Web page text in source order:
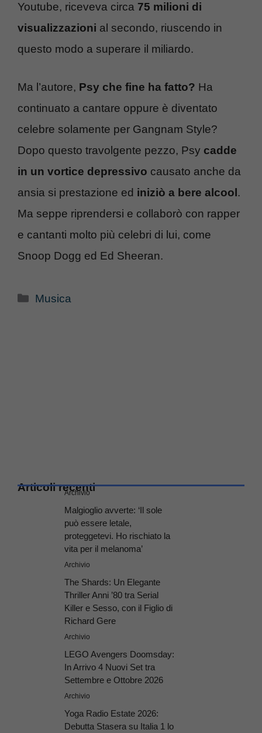
Youtube, riceveva circa 75 milioni di
visualizzazioni al secondo, riuscendo in
questo modo a superare il miliardo.
Ma l’autore, Psy che fine ha fatto? Ha
continuato a cantare oppure è diventato
celebre solamente per Gangnam Style?
Dopo questo travolgente pezzo, Psy cadde
in un vortice depressivo causato anche da
ansia si prestazione ed iniziò a bere alcool.
Ma seppe riprendersi e collaborò con rapper
e cantanti molto più celebri di lui, come
Snoop Dogg ed Ed Sheeran.
Categorie
Musica
Articoli recenti
Archivio
Malgioglio avverte: ‘Il sole
può essere letale,
proteggetevi. Ho rischiato la
vita per il melanoma’
Archivio
The Shards: Un Elegante
Thriller Anni ’80 tra Serial
Killer e Sesso, con il Figlio di
Richard Gere
Archivio
LEGO Avengers Doomsday:
In Arrivo 4 Nuovi Set tra
Settembre e Ottobre 2026
Archivio
Yoga Radio Estate 2026:
Debutta Stasera su Italia 1 lo